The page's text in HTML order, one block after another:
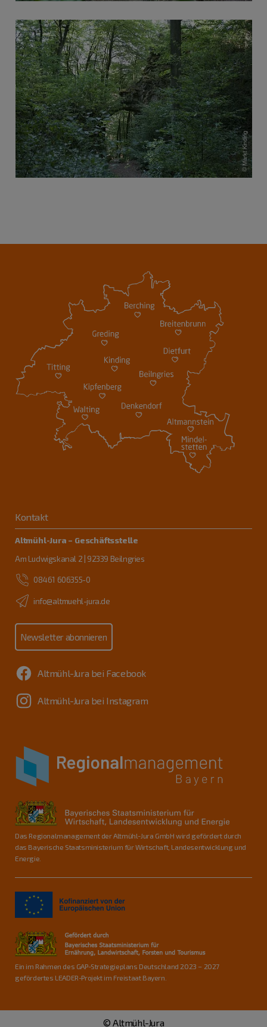
Kontakt
Altmühl-Jura – Geschäftsstelle
Am Ludwigskanal 2 | 92339 Beilngries
08461 606355-0
info@altmuehl-jura.de
Newsletter abonnieren
Altmühl-Jura bei Facebook
Altmühl-Jura bei Instagram
Das Regionalmanagement der Altmühl-Jura GmbH wird gefördert durch
das Bayerische Staatsministerium für Wirtschaft, Landesentwicklung und
Energie.
Ein im Rahmen des GAP-Strategieplans Deutschland 2023 – 2027
gefördertes LEADER-Projekt im Freistaat Bayern.
© Altmühl-Jura